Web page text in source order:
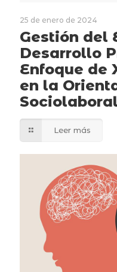
25 de enero de 2024
Gestión del
Desarrollo
Enfoque de
en la
Sociolaboral
Leer más